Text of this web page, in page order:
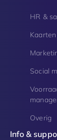
HR &
Kaarten
Social
Overig
Info &